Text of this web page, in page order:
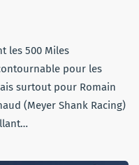
les 500 Miles
pour les
surtout pour Romain
(Meyer Shank Racing)